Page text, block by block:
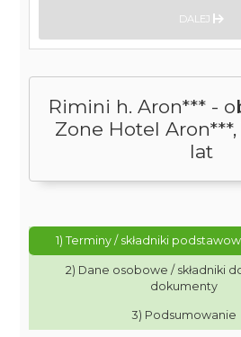
Rimini h. Aron*** -
Zone Hotel Aron***,
lat
1) Terminy / składniki
2) Dane osobowe / składniki
dokumenty
3) Podsumowanie
DALEJ